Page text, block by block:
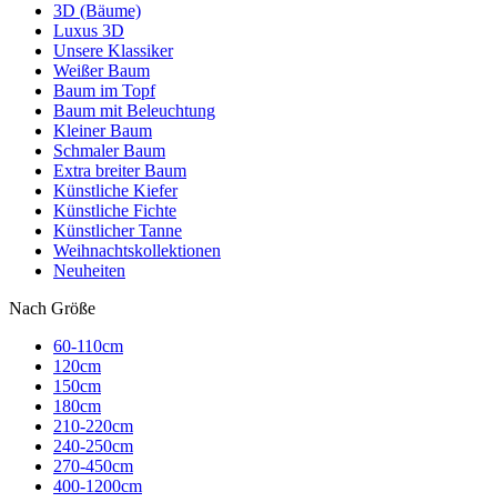
3D (Bäume)
Luxus 3D
Unsere Klassiker
Weißer Baum
Baum im Topf
Baum mit Beleuchtung
Kleiner Baum
Schmaler Baum
Extra breiter Baum
Künstliche Kiefer
Künstliche Fichte
Künstlicher Tanne
Weihnachtskollektionen
Neuheiten
Nach Größe
60-110cm
120cm
150cm
180cm
210-220cm
240-250cm
270-450cm
400-1200cm